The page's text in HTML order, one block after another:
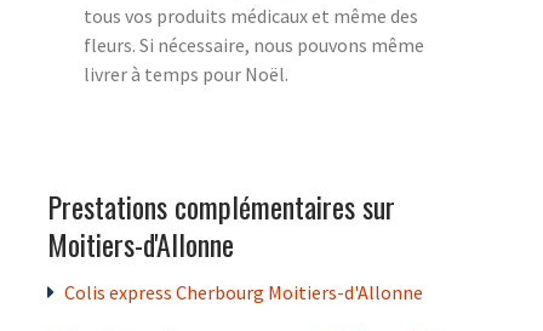
tous vos produits médicaux et même des
fleurs. Si nécessaire, nous pouvons même
livrer à temps pour Noël.
Prestations complémentaires sur
Moitiers-d'Allonne
Colis express Cherbourg Moitiers-d'Allonne